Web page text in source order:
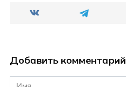
Добавить комментарий
Имя